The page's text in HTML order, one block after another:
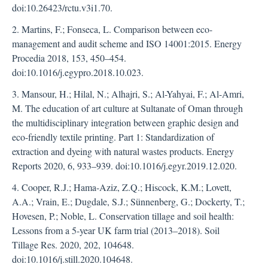
doi:10.26423/rctu.v3i1.70.
2. Martins, F.; Fonseca, L. Comparison between eco-
management and audit scheme and ISO 14001:2015. Energy
Procedia 2018, 153, 450–454.
doi:10.1016/j.egypro.2018.10.023.
3. Mansour, H.; Hilal, N.; Alhajri, S.; Al-Yahyai, F.; Al-Amri,
M. The education of art culture at Sultanate of Oman through
the multidisciplinary integration between graphic design and
eco-friendly textile printing. Part 1: Standardization of
extraction and dyeing with natural wastes products. Energy
Reports 2020, 6, 933–939. doi:10.1016/j.egyr.2019.12.020.
4. Cooper, R.J.; Hama-Aziz, Z.Q.; Hiscock, K.M.; Lovett,
A.A.; Vrain, E.; Dugdale, S.J.; Sünnenberg, G.; Dockerty, T.;
Hovesen, P.; Noble, L. Conservation tillage and soil health:
Lessons from a 5-year UK farm trial (2013–2018). Soil
Tillage Res. 2020, 202, 104648.
doi:10.1016/j.still.2020.104648.